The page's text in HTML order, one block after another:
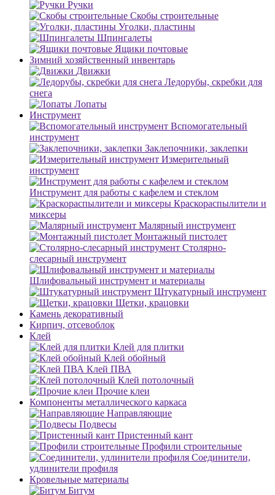
Ручки
Скобы строительные
Уголки, пластины
Шпингалеты
Ящики почтовые
Зимний хозяйственный инвентарь
Движки
Ледорубы, скребки для
снега
Лопаты
Инструмент
Вспомогательный
инструмент
Заклепочники, заклепки
Измерительный
инструмент
Инструмент для работы с кафелем и стеклом
Краскораспылители и
миксеры
Малярный инструмент
Монтажный пистолет
Столярно-
слесарный инструмент
Шлифовальный инструмент и материалы
Штукатурный инструмент
Щетки, крацовки
Камень декоративный
Кирпич, отсевоблок
Клей
Клей для плитки
Клей обойный
Клей ПВА
Клей потолочный
Прочие клеи
Компоненты металлического каркаса
Направляющие
Подвесы
Пристенный кант
Профили строительные
Соединители,
удлинители профиля
Кровельные материалы
Битум